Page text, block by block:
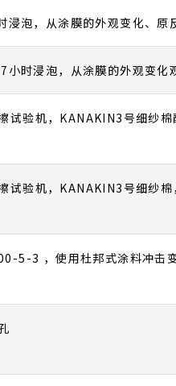
浸泡，从涂膜的外观变化、原
小时浸泡，从涂膜的外观变化
试验机，KANAKIN3号细纱
试验机，KANAKIN3号细纱
5-3 ，使用杜邦式涂料冲击